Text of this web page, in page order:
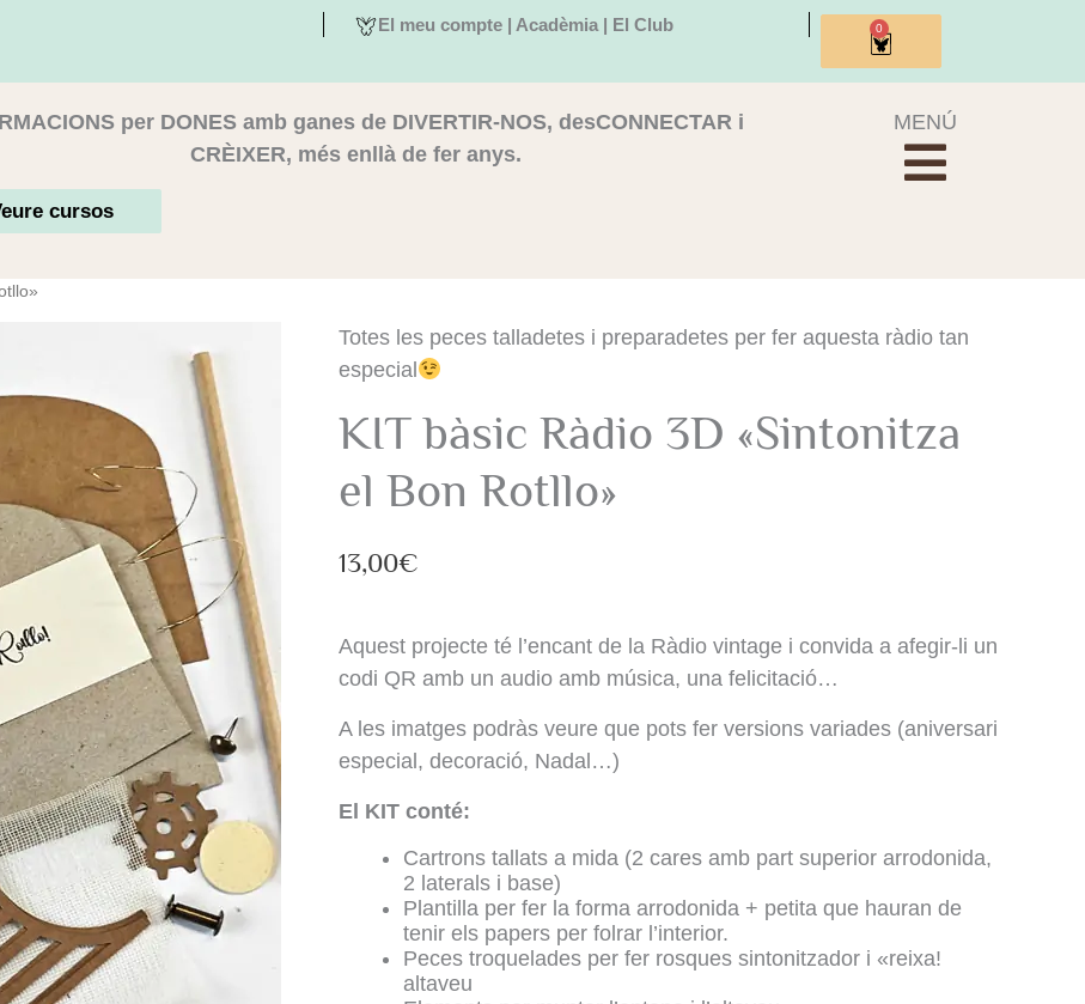
El meu compte | Acadèmia | El Club 0
Cistella
per DONES amb ganes de DIVERTIR-NOS, desCONNECTAR i
CRÈIXER, més enllà de fer anys.
cursos
MENÚ
Totes les peces talladetes i preparadetes per fer aquesta ràdio tan
especial
KIT bàsic Ràdio 3D «Sintonitza
el Bon Rotllo»
13,00€
Aquest projecte té l’encant de la Ràdio vintage i convida a afegir-li un
codi QR amb un audio amb música, una felicitació…
A les imatges podràs veure que pots fer versions variades (aniversari
especial, decoració, Nadal…)
El KIT conté:
Cartrons tallats a mida (2 cares amb part superior arrodonida,
2 laterals i base)
Plantilla per fer la forma arrodonida + petita que hauran de
tenir els papers per folrar l’interior.
Peces troquelades per fer rosques sintonitzador i «reixa!
altaveu
quantitat
KIT
Ràdio
3D
el
Bon